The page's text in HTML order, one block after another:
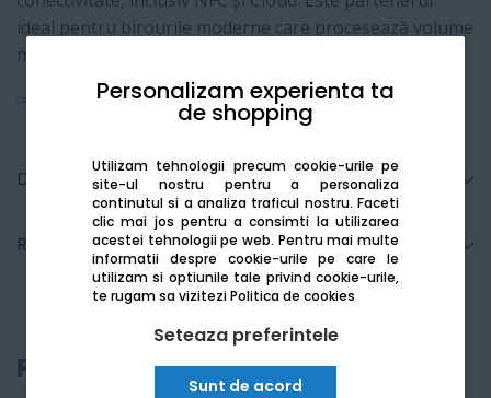
Personalizam experienta ta
de shopping
Utilizam tehnologii precum cookie-urile pe
site-ul nostru pentru a personaliza
continutul si a analiza traficul nostru. Faceti
clic mai jos pentru a consimti la utilizarea
acestei tehnologii pe web. Pentru mai multe
informatii despre cookie-urile pe care le
utilizam si optiunile tale privind cookie-urile,
te rugam sa viziteziPolitica de cookies
Seteaza preferintele
Sunt de acord
ideal pentru birourile moderne care procesează volume
mari de documente.
Vezi mai mult
Detalii tehnice
Recenzii
Produse recomandate